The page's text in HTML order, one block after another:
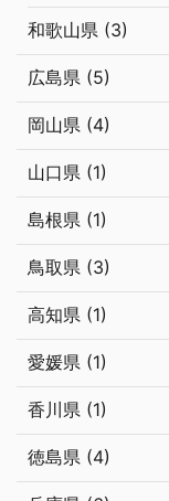
和歌山県 (3)
広島県 (5)
岡山県 (4)
山口県 (1)
島根県 (1)
鳥取県 (3)
高知県 (1)
愛媛県 (1)
香川県 (1)
徳島県 (4)